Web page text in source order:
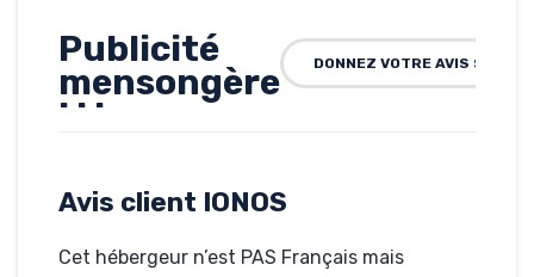
Publicité
mensongère
! ! !
Hébergé par IONOS
DONNEZ VOTRE AVIS SUR
Avis client IONOS
Cet hébergeur n’est PAS Français mais